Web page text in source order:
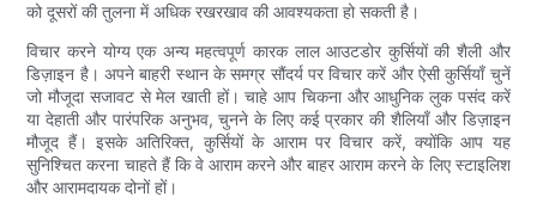
को दूसरों की तुलना में अधिक रखरखाव की आवश्यकता हो सकती है।
विचार करने योग्य एक अन्य महत्वपूर्ण कारक लाल आउटडोर कुर्सियों की शैली और
डिज़ाइन है। अपने बाहरी स्थान के समग्र सौंदर्य पर विचार करें और ऐसी कुर्सियाँ चुनें
जो मौजूदा सजावट से मेल खाती हों। चाहे आप चिकना और आधुनिक लुक पसंद करें
या देहाती और पारंपरिक अनुभव, चुनने के लिए कई प्रकार की शैलियाँ और डिज़ाइन
मौजूद हैं। इसके अतिरिक्त, कुर्सियों के आराम पर विचार करें, क्योंकि आप यह
सुनिश्चित करना चाहते हैं कि वे आराम करने और बाहर आराम करने के लिए स्टाइलिश
और आरामदायक दोनों हों।